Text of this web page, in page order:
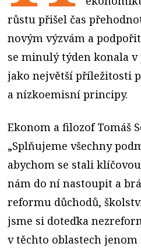
růstu přišel čas
novým výzvám a
se minulý týden konala
jako největší příležitosti
a nízkoemisní principy.
Ekonom a filozof Tomáš
„Splňujeme všechny
abychom se stali
nám do ní nastoupit a
reformu důchodů,
jsme si doteďka
v těchto oblastech